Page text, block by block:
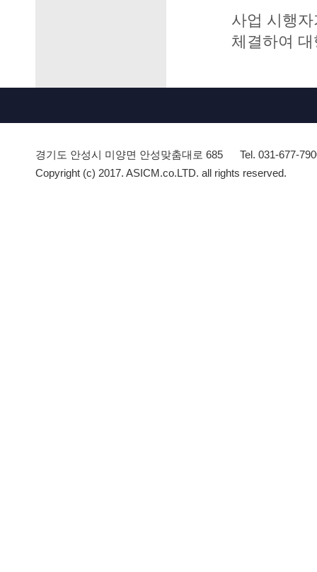
사업 시행
체결하여 대
경기도 안성시 미양면 안성맞춤대로 685
Tel. 031-677-
Copyright (c) 2017. ASICM.co.LTD. all rights reserved.